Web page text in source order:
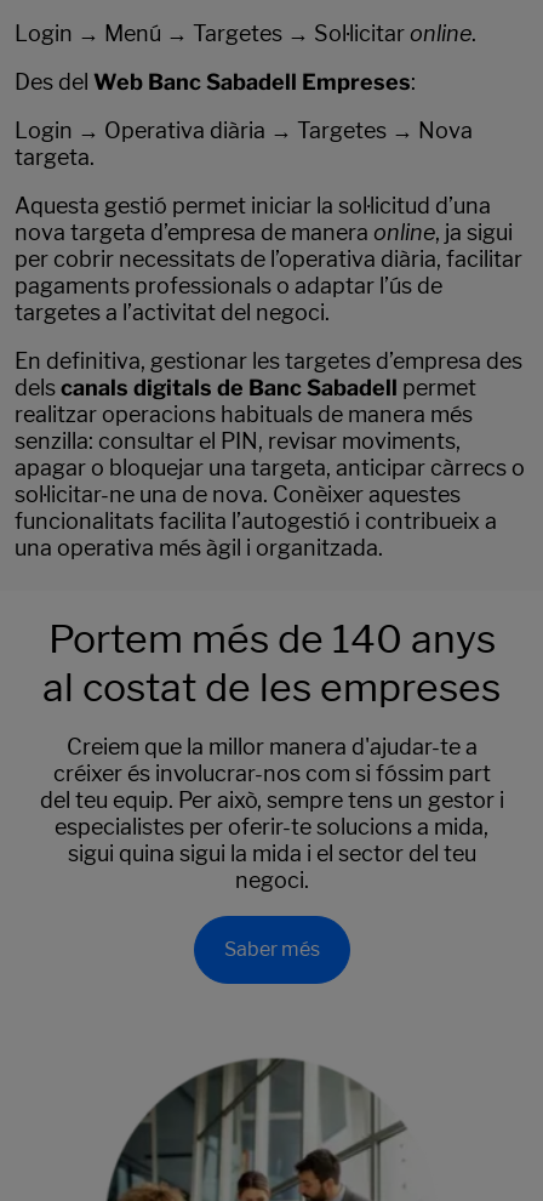
Login → Menú → Targetes → Sol·licitar online.
Des del Web Banc Sabadell Empreses:
Login → Operativa diària → Targetes → Nova
targeta.
Aquesta gestió permet iniciar la sol·licitud d’una
nova targeta d’empresa de manera online, ja sigui
per cobrir necessitats de l’operativa diària, facilitar
pagaments professionals o adaptar l’ús de
targetes a l’activitat del negoci.
En definitiva, gestionar les targetes d’empresa des
delscanals digitals de Banc Sabadell permet
realitzar operacions habituals de manera més
senzilla: consultar el PIN, revisar moviments,
apagar o bloquejar una targeta, anticipar càrrecs o
sol·licitar-ne una de nova. Conèixer aquestes
funcionalitats facilita l’autogestió i contribueix a
una operativa més àgil i organitzada.
Portem més de 140 anys
al costat de les empreses
Creiem que la millor manera d'ajudar-te a
créixer és involucrar-nos com si fóssim part
del teu equip. Per això, sempre tens un gestor i
especialistes per oferir-te solucions a mida,
sigui quina sigui la mida i el sector del teu
negoci.
Saber més